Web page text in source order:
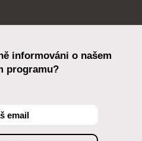
informováni o našem
programu?